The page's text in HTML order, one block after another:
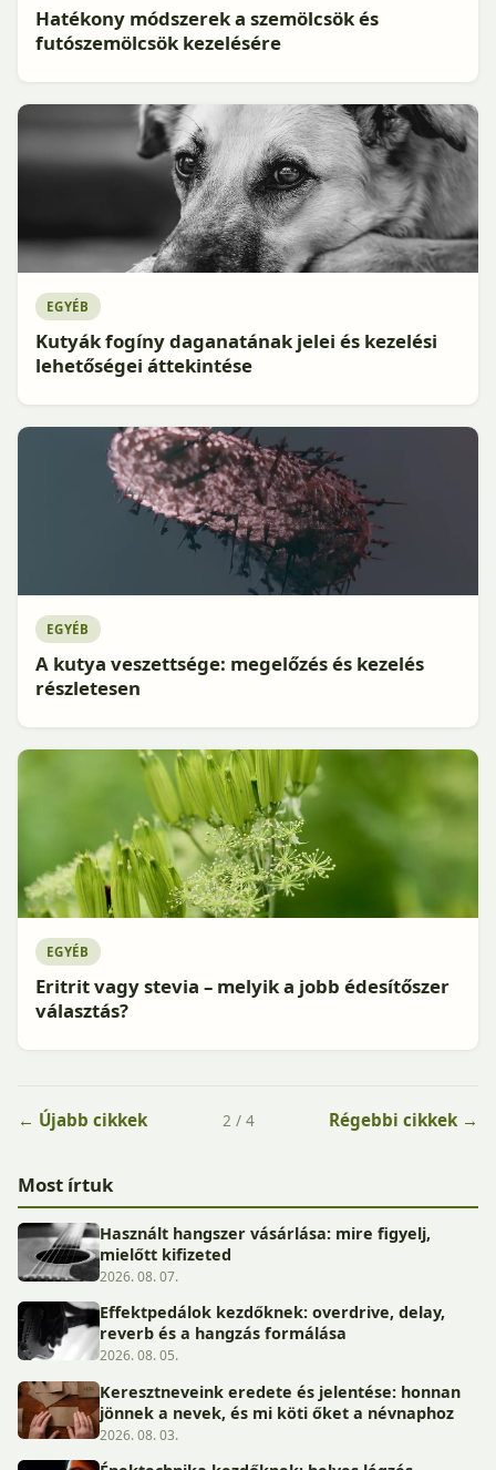
Hatékony módszerek a szemölcsök és
futószemölcsök kezelésére
EGYÉB
Kutyák fogíny daganatának jelei és kezelési
lehetőségei áttekintése
EGYÉB
A kutya veszettsége: megelőzés és kezelés
részletesen
EGYÉB
Eritrit vagy stevia – melyik a jobb édesítőszer
választás?
← Újabb cikkek 2 / 4 Régebbi cikkek →
Most írtuk
Használt hangszer vásárlása: mire figyelj,
mielőtt kifizeted
2026. 08. 07.
Effektpedálok kezdőknek: overdrive, delay,
reverb és a hangzás formálása
2026. 08. 05.
Keresztneveink eredete és jelentése: honnan
jönnek a nevek, és mi köti őket a névnaphoz
2026. 08. 03.